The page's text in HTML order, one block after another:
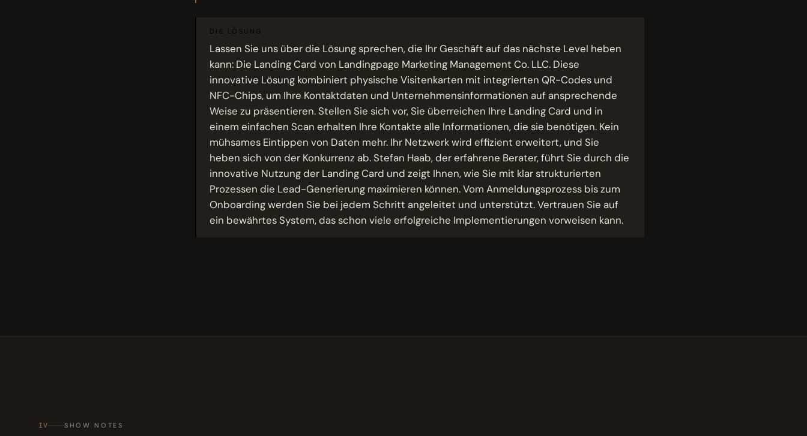
DIE LÖSUNG
Lassen Sie uns über die Lösung sprechen, die Ihr Geschäft auf das nächste Level heben
kann: Die Landing Card von Landingpage Marketing Management Co. LLC. Diese
innovative Lösung kombiniert physische Visitenkarten mit integrierten QR-Codes und
NFC-Chips, um Ihre Kontaktdaten und Unternehmensinformationen auf ansprechende
Weise zu präsentieren. Stellen Sie sich vor, Sie überreichen Ihre Landing Card und in
einem einfachen Scan erhalten Ihre Kontakte alle Informationen, die sie benötigen. Kein
mühsames Eintippen von Daten mehr. Ihr Netzwerk wird effizient erweitert, und Sie
heben sich von der Konkurrenz ab. Stefan Haab, der erfahrene Berater, führt Sie durch die
innovative Nutzung der Landing Card und zeigt Ihnen, wie Sie mit klar strukturierten
Prozessen die Lead-Generierung maximieren können. Vom Anmeldungsprozess bis zum
Onboarding werden Sie bei jedem Schritt angeleitet und unterstützt. Vertrauen Sie auf
ein bewährtes System, das schon viele erfolgreiche Implementierungen vorweisen kann.
IV SHOW NOTES